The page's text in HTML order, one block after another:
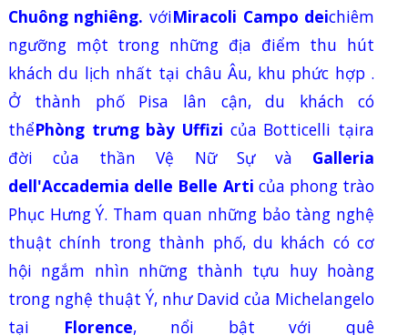
Chuông nghiêng. vớiMiracoli Campo deichiêm
ngưỡng một trong những địa điểm thu hút
khách du lịch nhất tại châu Âu, khu phức hợp .
Ở thành phố Pisa lân cận, du khách có
thểPhòng trưng bày Uffizi của Botticelli tạira
đời của thần Vệ Nữ Sự và Galleria
dell'Accademia delle Belle Arti của phong trào
Phục Hưng Ý. Tham quan những bảo tàng nghệ
thuật chính trong thành phố, du khách có cơ
hội ngắm nhìn những thành tựu huy hoàng
trong nghệ thuật Ý, như David của Michelangelo
tại
Florence, nổi bật với quê